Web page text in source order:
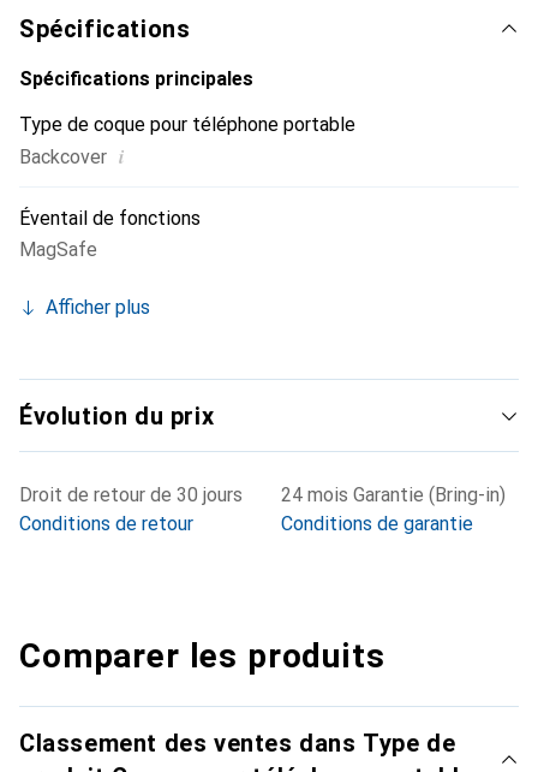
constitue un choix fiable pour une clientèle exigeante.
Spécifications
Spécifications principales
Type de coque pour téléphone portable
Backcover i
Éventail de fonctions
MagSafe
Afficher plus
Évolution du prix
Droit de retour de 30 jours
Conditions de retour
24 mois Garantie (Bring-in)
Conditions de garantie
Comparer les produits
Classement des ventes dans Type de